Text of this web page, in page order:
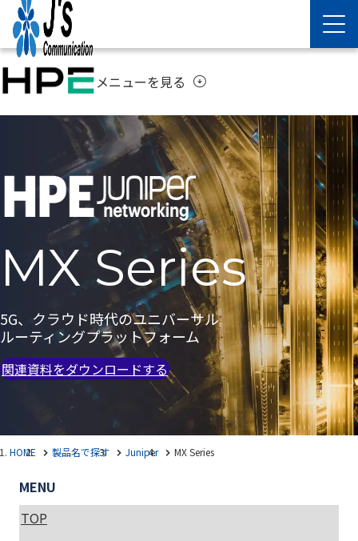
メニューを見る arrow_circle_down
MX Series
5G、クラウド時代のユニバーサル
ルーティングプラットフォーム
関連資料をダウンロードする
HOME 製品名で探す Juniper MX Series
MENU
TOP